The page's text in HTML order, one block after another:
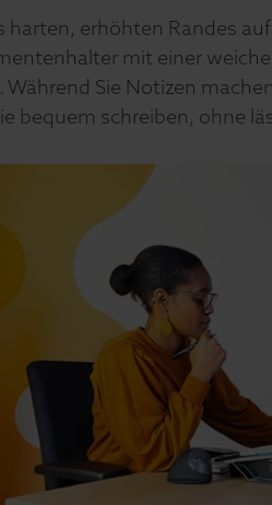
harten, erhöhten Randes
mit einer
Sie Notizen
bequem schreiben, ohne